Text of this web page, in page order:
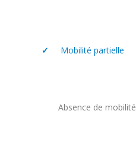
✓ Mobilité partielle
Absence de mobilité